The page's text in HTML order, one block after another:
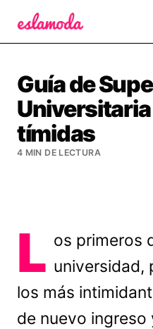
Guía de
tímidas
4 MIN DE LECTURA
L os primeros
universidad,
los más
de nuevo ingreso